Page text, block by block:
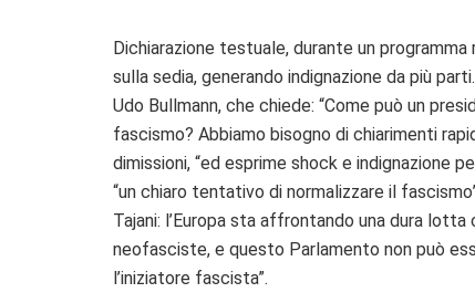
Dichiarazione testuale, durante un
sulla sedia, generando indignazione da più
Udo Bullmann, che chiede: “Come può un
fascismo? Abbiamo bisogno di chiarimenti
dimissioni, “ed esprime shock e indignazione
“un chiaro tentativo di normalizzare il
Tajani: l’Europa sta affrontando una dura
neofasciste, e questo Parlamento non può
l’iniziatore fascista”.